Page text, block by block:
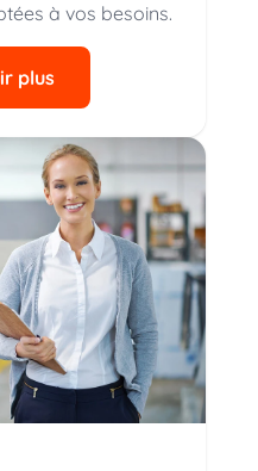
à vos besoins.
plus